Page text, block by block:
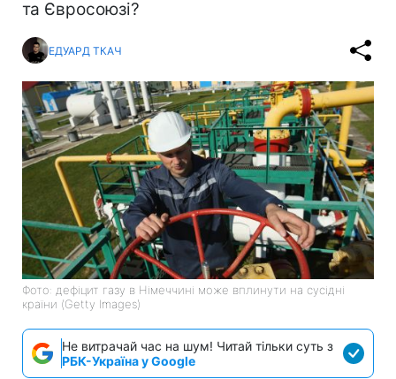
та Євросоюзі?
ЕДУАРД ТКАЧ
Фото: дефіцит газу в Німеччині може вплинути на сусідні
країни (Getty Images)
Не витрачай час на шум! Читай тільки суть з
РБК-Україна у Google